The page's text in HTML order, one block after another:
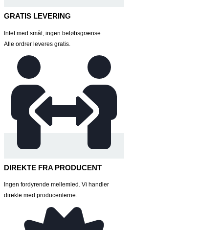
GRATIS LEVERING
Intet med småt, ingen beløbsgrænse.
Alle ordrer leveres gratis.
DIREKTE FRA PRODUCENT
Ingen fordyrende mellemled. Vi handler
direkte med producenterne.